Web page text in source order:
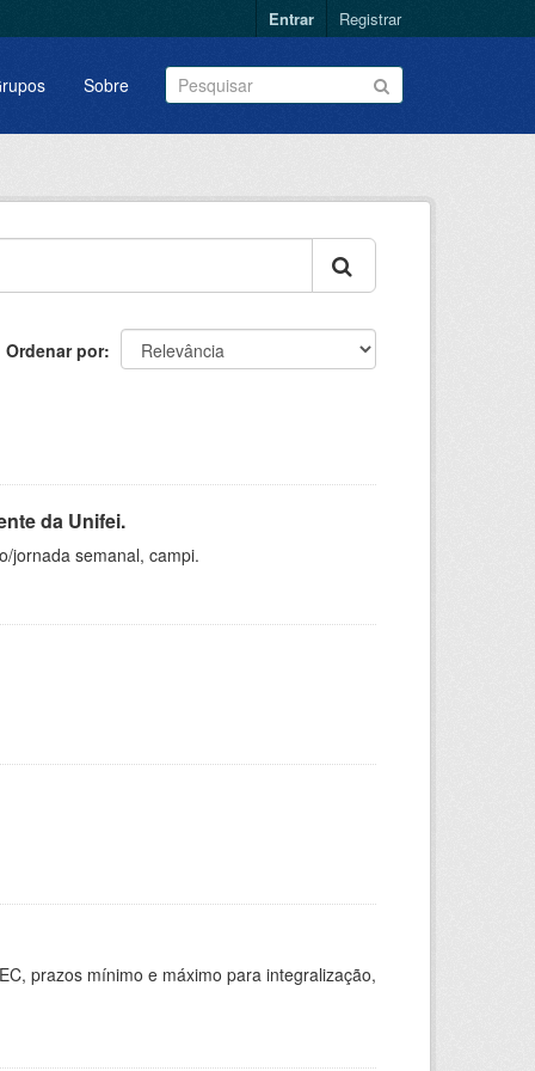
Entrar Registrar
Sobre
Ordenar por
da Unifei.
jornada semanal, campi.
prazos mínimo e máximo para integralização,